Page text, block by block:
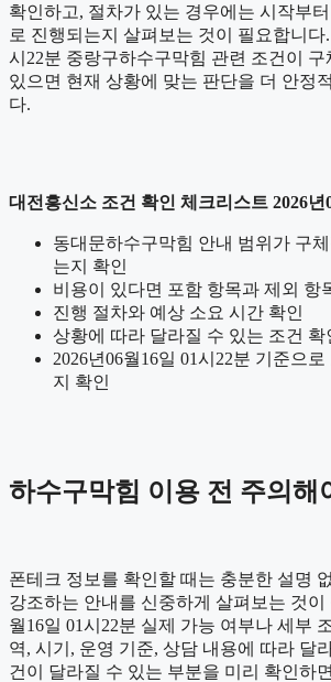
확인하고, 절차가 있는 경우에는 시작부
로 진행되는지 살펴보는 것이 필요합니다.
시22분 중랑구하수구막힘 관련 조건이 구
있으면 현재 상황에 맞는 판단을 더 안정
다.
대전흥신소 조건 확인 체크리스트 2026년
동대문하수구막힘 안내 범위가 구
는지 확인
비용이 있다면 포함 항목과 제외 항
진행 절차와 예상 소요 시간 확인
상황에 따라 달라질 수 있는 조건 확
2026년06월16일 01시22분 기준으
지 확인
하수구막힘 이용 전 주의해
폰테크 정보를 확인할 때는 충분한 설명
강조하는 안내를 신중하게 살펴보는 것이
월16일 01시22분 실제 가능 여부나 세부
역, 시기, 운영 기준, 상담 내용에 따라 달
건이 달라질 수 있는 부분을 미리 확인하